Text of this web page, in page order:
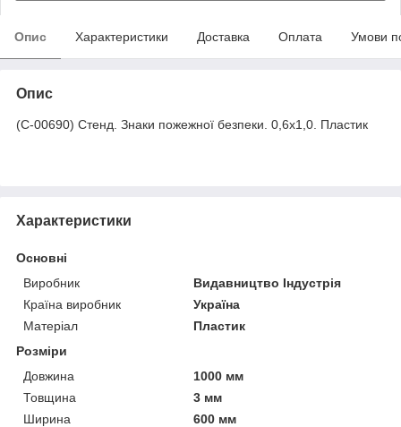
Опис Характеристики Доставка Оплата Умови
Опис
(С-00690) Стенд. Знаки пожежної безпеки. 0,6х1,0. Пластик
Характеристики
Основні
Виробник
Видавництво Індустрія
Країна виробник
Україна
Матеріал
Пластик
Розміри
Довжина
1000 мм
Товщина
3 мм
Ширина
600 мм